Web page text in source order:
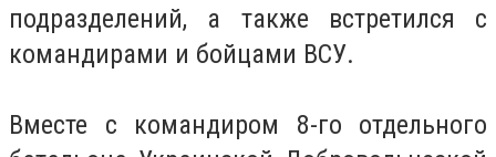
подразделений, а также встретился с
командирами и бойцами ВСУ.
Вместе с командиром 8-го отдельного